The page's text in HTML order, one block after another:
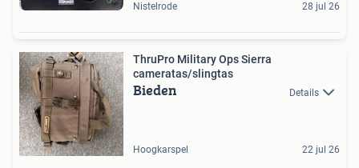
Nistelrode 28 jul 26
ThruPro Military Ops Sierra
cameratas/slingtas
Bieden Details
Hoogkarspel 22 jul 26